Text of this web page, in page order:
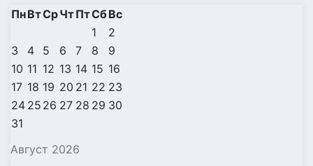
Август 2026
ПнВтСрЧтПтСбВс
1
2
3
4 5 6 7 8
9
10 11 12 13 14 15 16
17 18 19 20 21 22 23
24 25 26 27 28 29 30
31